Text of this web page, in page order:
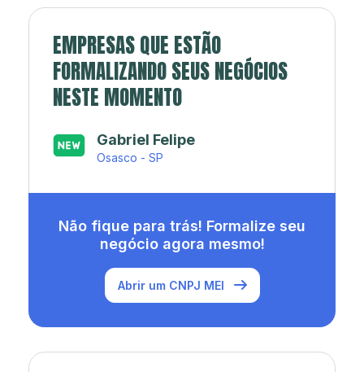
EMPRESAS QUE ESTÃO
FORMALIZANDO SEUS NEGÓCIOS
NESTE MOMENTO
Japa’s açaí e sorveteria
Rio de Janeiro - RJ
Não fique para trás! Formalize seu
negócio agora mesmo!
Abrir um CNPJ MEI